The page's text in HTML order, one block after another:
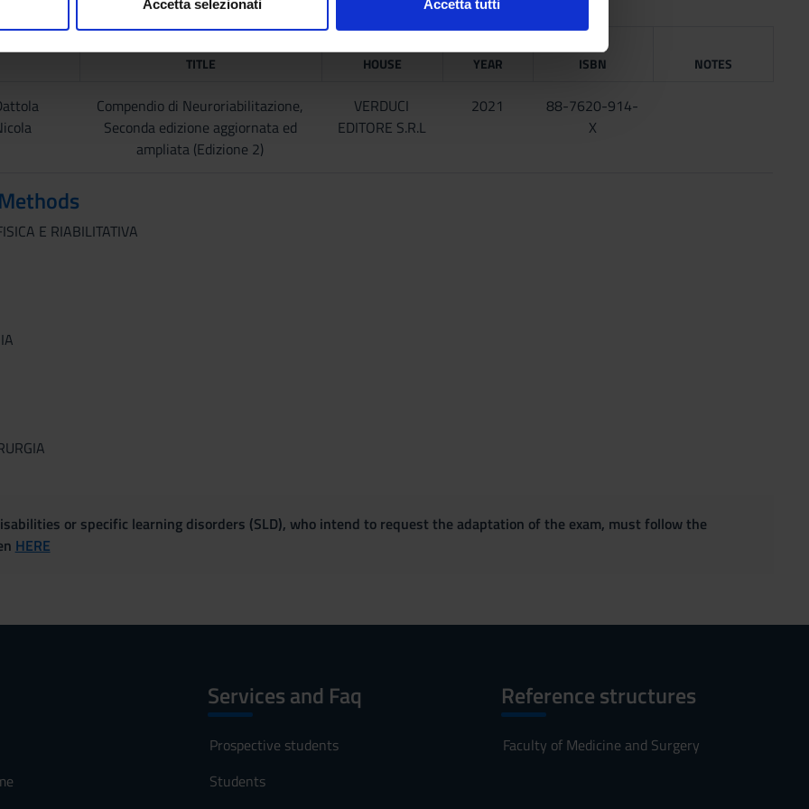
e social media, i quali potrebbero combinarle con altre informazioni che hai fornito loro o
Accetta selezionati Accetta tutti
TITLE
HOUSE
YEAR ISBN NOTES
Compendio di Neuroriabilitazione,
Seconda edizione aggiornata ed
ampliata (Edizione 2)
VERDUCI
EDITORE S.R.L
2021
88-7620-914-
X
E RIABILITATIVA
or specific learning disorders (SLD), who intend to request the adaptation of the exam, must follow the
HERE
Services and Faq
Prospective students
Students
Reference structures
Faculty of Medicine and Surgery